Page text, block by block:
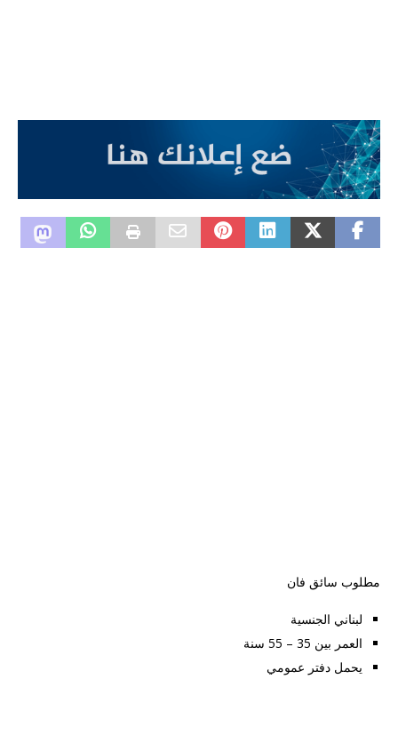
مطلوب سائق فان
لبناني الجنسية
العمر بين 35 – 55 سنة
يحمل دفتر عمومي